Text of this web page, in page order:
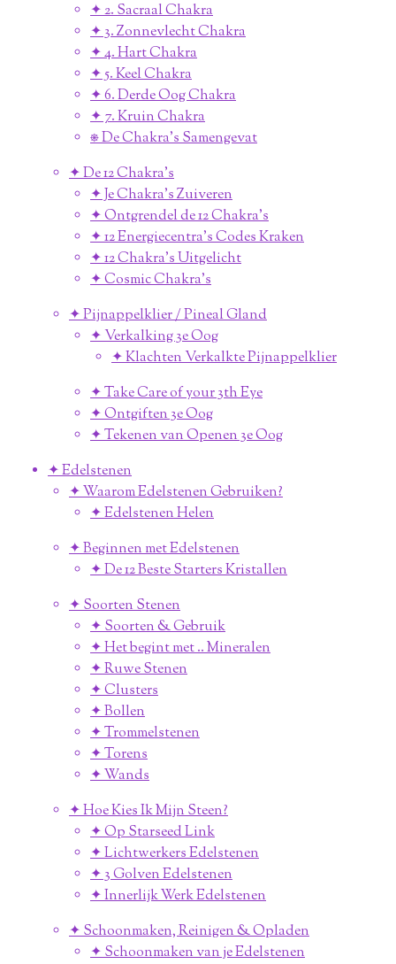
✦ 2. Sacraal Chakra
✦ 3. Zonnevlecht Chakra
✦ 4. Hart Chakra
✦ 5. Keel Chakra
✦ 6. Derde Oog Chakra
✦ 7. Kruin Chakra
⎈ De Chakra's Samengevat
✦ De 12 Chakra's
✦ Je Chakra's Zuiveren
✦ Ontgrendel de 12 Chakra's
✦ 12 Energiecentra's Codes Kraken
✦ 12 Chakra's Uitgelicht
✦ Cosmic Chakra's
✦ Pijnappelklier / Pineal Gland
✦ Verkalking 3e Oog
✦ Klachten Verkalkte Pijnappelklier
✦ Take Care of your 3th Eye
✦ Ontgiften 3e Oog
✦ Tekenen van Openen 3e Oog
✦ Edelstenen
✦ Waarom Edelstenen Gebruiken?
✦ Edelstenen Helen
✦ Beginnen met Edelstenen
✦ De 12 Beste Starters Kristallen
✦ Soorten Stenen
✦ Soorten & Gebruik
✦ Het begint met .. Mineralen
✦ Ruwe Stenen
✦ Clusters
✦ Bollen
✦ Trommelstenen
✦ Torens
✦ Wands
✦ Hoe Kies Ik Mijn Steen?
✦ Op Starseed Link
✦ Lichtwerkers Edelstenen
✦ 3 Golven Edelstenen
✦ Innerlijk Werk Edelstenen
✦ Schoonmaken, Reinigen & Opladen
✦ Schoonmaken van je Edelstenen